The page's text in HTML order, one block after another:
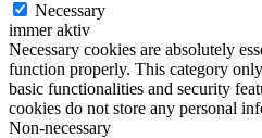
Necessary
immer aktiv
Necessary cookies are absolutely
function properly. This category
basic functionalities and security
cookies do not store any personal
Non-necessary